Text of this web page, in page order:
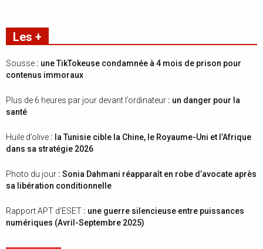
Les +
Sousse : une TikTokeuse condamnée à 4 mois de prison pour
contenus immoraux
Plus de 6 heures par jour devant l’ordinateur : un danger pour la
santé
Huile d’olive : la Tunisie cible la Chine, le Royaume-Uni et l’Afrique
dans sa stratégie 2026
Photo du jour : Sonia Dahmani réapparaît en robe d’avocate après
sa libération conditionnelle
Rapport APT d’ESET : une guerre silencieuse entre puissances
numériques (Avril-Septembre 2025)